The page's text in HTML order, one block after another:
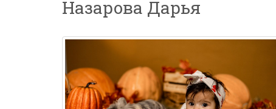
Назарова Дарья